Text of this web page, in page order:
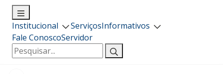
Institucional ServiçosInformativos
Fale ConoscoServidor
Pesquisar
por: